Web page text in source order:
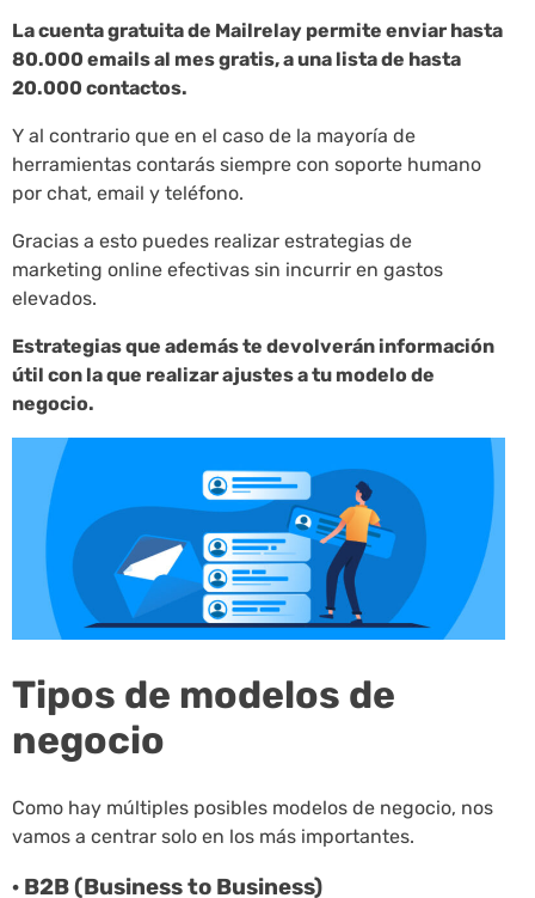
La cuenta gratuita de Mailrelay permite enviar hasta
80.000 emails al mes gratis, a una lista de hasta
20.000 contactos.
Y al contrario que en el caso de la mayoría de
herramientas contarás siempre con soporte humano
por chat, email y teléfono.
Gracias a esto puedes realizar estrategias de
marketing online efectivas sin incurrir en gastos
elevados.
Estrategias que además te devolverán información
útil con la que realizar ajustes a tu modelo de
negocio.
Tipos de modelos de
negocio
Como hay múltiples posibles modelos de negocio, nos
vamos a centrar solo en los más importantes.
· B2B (Business to Business)